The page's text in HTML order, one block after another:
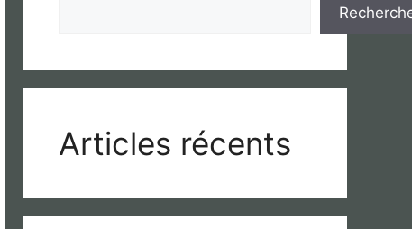
Articles récents